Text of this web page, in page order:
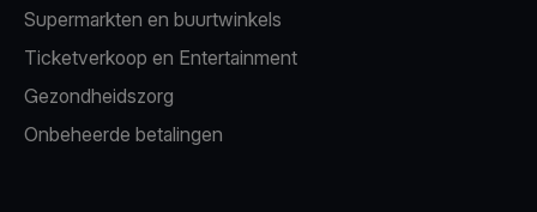
Supermarkten en buurtwinkels
Ticketverkoop en Entertainment
Gezondheidszorg
Onbeheerde betalingen